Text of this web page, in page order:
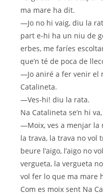
ma mare ha dit.
—Jo no hi vaig, diu la
part e-hi ha un niu de
erbes, me faríes
que’n té de poca de
—Jo aniré a fer venir el
Catalineta.
—Ves-hi! diu la rata.
Na Catalineta se’n hi
—Moix, ves a menjar la
la trava, la trava no vol
beure l’aigo, l’aigo no
vergueta, la vergueta
vol fer lo que ma mare
Com es moix sent Na